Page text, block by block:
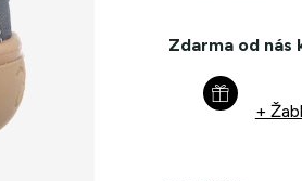
Zdarma od
+